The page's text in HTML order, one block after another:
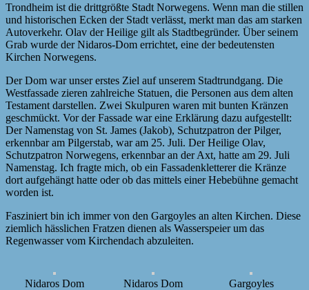
Trondheim ist die drittgrößte Stadt Norwegens. Wenn man die stillen
und historischen Ecken der Stadt verlässt, merkt man das am starken
Autoverkehr. Olav der Heilige gilt als Stadtbegründer. Über seinem
Grab wurde der Nidaros-Dom errichtet, eine der bedeutensten
Kirchen Norwegens.
Der Dom war unser erstes Ziel auf unserem Stadtrundgang. Die
Westfassade zieren zahlreiche Statuen, die Personen aus dem alten
Testament darstellen. Zwei Skulpuren waren mit bunten Kränzen
geschmückt. Vor der Fassade war eine Erklärung dazu aufgestellt:
Der Namenstag von St. James (Jakob), Schutzpatron der Pilger,
erkennbar am Pilgerstab, war am 25. Juli. Der Heilige Olav,
Schutzpatron Norwegens, erkennbar an der Axt, hatte am 29. Juli
Namenstag. Ich fragte mich, ob ein Fassadenkletterer die Kränze
dort aufgehängt hatte oder ob das mittels einer Hebebühne gemacht
worden ist.
Fasziniert bin ich immer von den Gargoyles an alten Kirchen. Diese
ziemlich hässlichen Fratzen dienen als Wasserspeier um das
Regenwasser vom Kirchendach abzuleiten.
Nidaros Dom Nidaros Dom Gargoyles